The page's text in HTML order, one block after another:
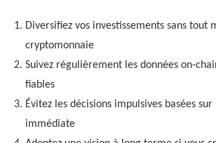
Diversifiez vos investissements sans tout
cryptomonnaie
Suivez régulièrement les données on-
fiables
Évitez les décisions impulsives basées sur
immédiate